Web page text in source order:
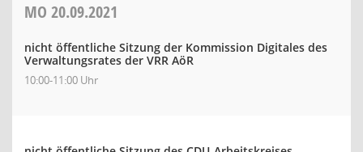
MO 20.09.2021
nicht öffentliche Sitzung der Kommission Digitales des
Verwaltungsrates der VRR AöR
10:00-11:00 Uhr